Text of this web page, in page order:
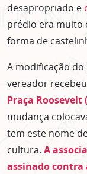
desapropriado e
prédio era muito
forma de
A modificação
vereador
Praça Roosevelt
mudança
tem este nome
cultura. A
assinado contra